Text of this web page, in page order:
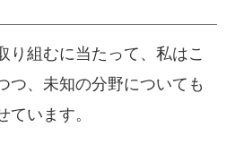
り組むに当たって、私はこ
つ、未知の分野についても
ています。